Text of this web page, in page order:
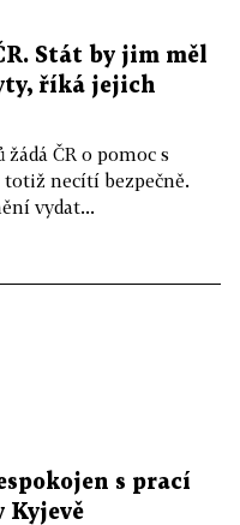
Stát by jim měl
říká jejich
ČR o pomoc s
necítí bezpečně.
vydat...
s prací
Kyjevě